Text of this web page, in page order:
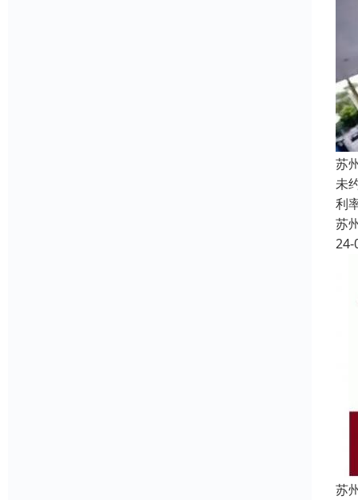
苏
未
利
苏
24-
苏